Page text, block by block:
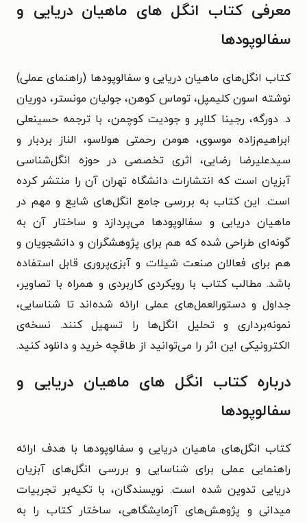
معرفی کتاب انگل های ماهیان دریایی و
سفالوپودها
کتاب انگل‌های ماهیان دریایی و سفالوپودها (راهنمای عملی)
نوشته اسون کلیمپل، توماس کوهن، جولیان مونستر، دوریان
د. دورگه، رجینا کلاپر و جودیت کوچمن، با ترجمه حسینعلی
ابراهیم‌زاده موسوی، هومن رحمتی هولاسو، الناز بردبار و
سیدعلیرضا رضایی، اثری تخصصی در حوزه انگل‌شناسی
آبزیان است که انتشارات دانشگاه تهران آن را منتشر کرده
است. این کتاب به بررسی جامع انگل‌های شایع و مهم در
ماهیان دریایی و سفالوپودها می‌پردازد و ساختار آن به
گونه‌ای طراحی شده که هم برای پژوهشگران و دانشجویان و
هم برای فعالان صنعت شیلات و آبزی‌پروری قابل استفاده
باشد. مطالب کتاب با رویکردی کاربردی و همراه با تصاویر،
جداول و دستورالعمل‌های عملی ارائه شده‌اند تا شناسایی،
نمونه‌برداری و تحلیل انگل‌ها را تسهیل کنند. نسخه‌ی
الکترونیکی این اثر را می‌توانید از طاقچه خرید و دانلود کنید.
درباره کتاب انگل های ماهیان دریایی و
سفالوپودها
کتاب انگل‌های ماهیان دریایی و سفالوپودها با هدف ارائه
راهنمایی عملی برای شناسایی و بررسی انگل‌های آبزیان
دریایی تدوین شده است. نویسندگان، با تکیه‌بر تجربیات
میدانی و پژوهش‌های آزمایشگاهی، ساختار کتاب را به